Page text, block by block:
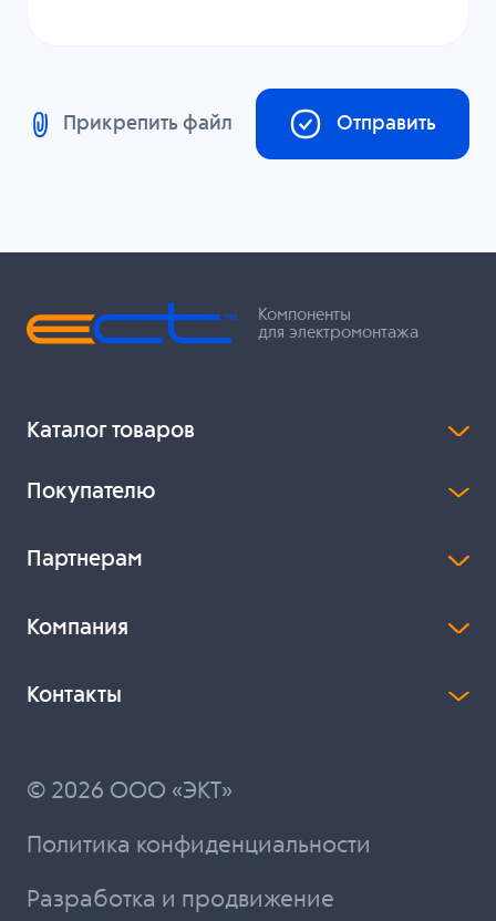
Прикрепить файл Отправить
Компоненты
для электромонтажа
Каталог товаров
Покупателю
Партнерам
Компания
Контакты
© 2026 ООО «ЭКТ»
Политика конфиденциальности
Разработка и продвижение